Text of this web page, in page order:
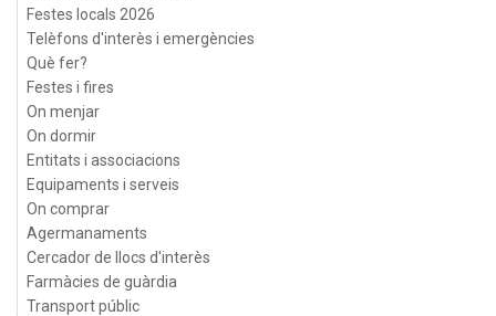
Festes locals 2026
Telèfons d'interès i emergències
Què fer?
Festes i fires
On menjar
On dormir
Entitats i associacions
Equipaments i serveis
On comprar
Agermanaments
Cercador de llocs d'interès
Farmàcies de guàrdia
Transport públic